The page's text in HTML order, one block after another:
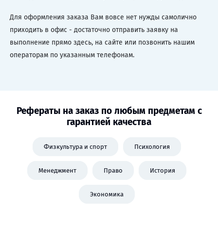
Для оформления заказа Вам вовсе нет нужды самолично
приходить в офис - достаточно отправить заявку на
выполнение прямо здесь, на сайте или позвонить нашим
операторам по указанным телефонам.
Рефераты на заказ по любым предметам с
гарантией качества
Физкультура и спорт Психология
Менеджмент Право История
Экономика